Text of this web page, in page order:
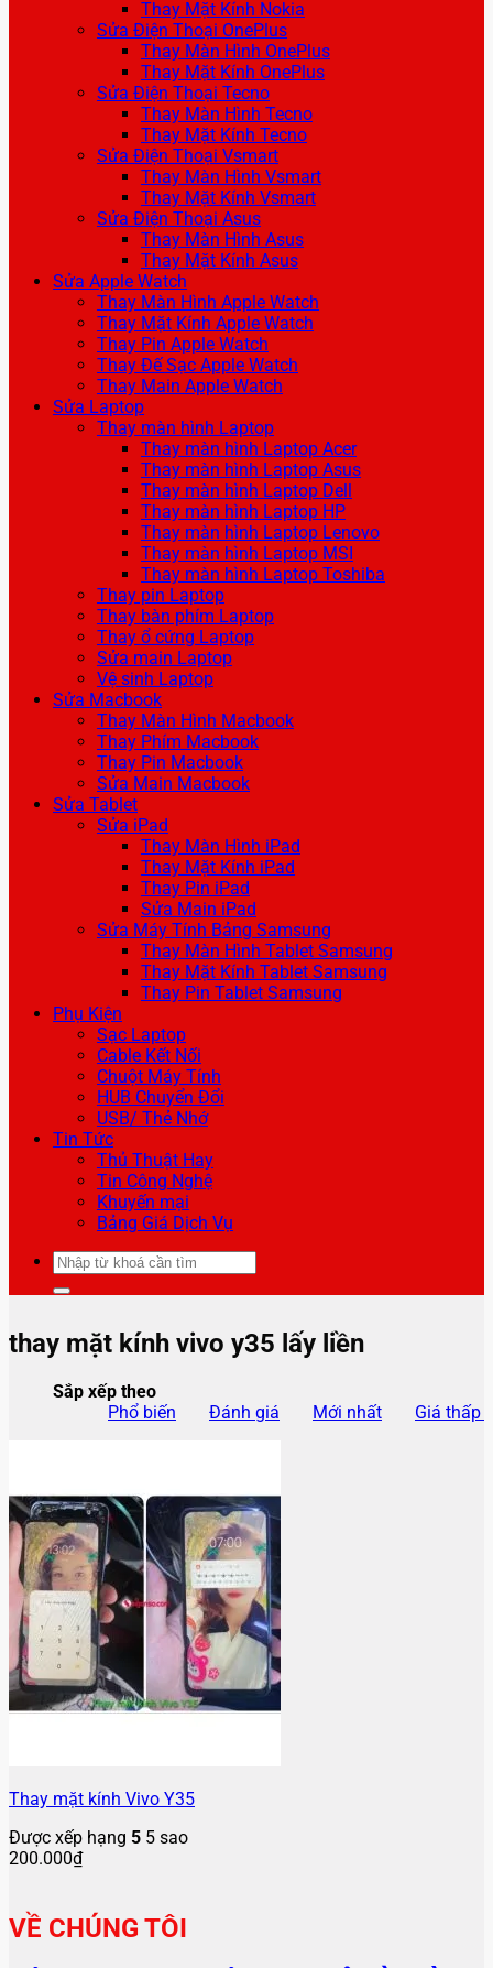
Thay Mặt Kính Nokia
Sửa Điện Thoại OnePlus
Thay Màn Hình OnePlus
Thay Mặt Kính OnePlus
Sửa Điện Thoại Tecno
Thay Màn Hình Tecno
Thay Mặt Kính Tecno
Sửa Điện Thoại Vsmart
Thay Màn Hình Vsmart
Thay Mặt Kính Vsmart
Sửa Điện Thoại Asus
Thay Màn Hình Asus
Thay Mặt Kính Asus
Sửa Apple Watch
Thay Màn Hình Apple Watch
Thay Mặt Kính Apple Watch
Thay Pin Apple Watch
Thay Đế Sạc Apple Watch
Thay Main Apple Watch
Sửa Laptop
Thay màn hình Laptop
Thay màn hình Laptop Acer
Thay màn hình Laptop Asus
Thay màn hình Laptop Dell
Thay màn hình Laptop HP
Thay màn hình Laptop Lenovo
Thay màn hình Laptop MSI
Thay màn hình Laptop Toshiba
Thay pin Laptop
Thay bàn phím Laptop
Thay ổ cứng Laptop
Sửa main Laptop
Vệ sinh Laptop
Sửa Macbook
Thay Màn Hình Macbook
Thay Phím Macbook
Thay Pin Macbook
Sửa Main Macbook
Sửa Tablet
Sửa iPad
Thay Màn Hình iPad
Thay Mặt Kính iPad
Thay Pin iPad
Sửa Main iPad
Sửa Máy Tính Bảng Samsung
Thay Màn Hình Tablet Samsung
Thay Mặt Kính Tablet Samsung
Thay Pin Tablet Samsung
Phụ Kiện
Sạc Laptop
Cable Kết Nối
Chuột Máy Tính
HUB Chuyển Đổi
USB/ Thẻ Nhớ
Tin Tức
Thủ Thuật Hay
Tin Công Nghệ
Khuyến mại
Bảng Giá Dịch Vụ
Tìm
kiếm:
thay mặt kính vivo y35 lấy liền
Sắp xếp theo
Phổ biến
Đánh giá Mới nhất Giá thấp
Thay mặt kính Vivo Y35
Được xếp hạng 5 5 sao
200.000₫
VỀ CHÚNG TÔI